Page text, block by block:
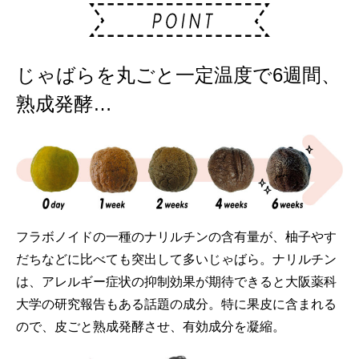
じゃばらを丸ごと一定温度で6週間、
熟成発酵…
フラボノイドの一種のナリルチンの含有量が、柚子やす
だちなどに比べても突出して多いじゃばら。ナリルチン
は、アレルギー症状の抑制効果が期待できると大阪薬科
大学の研究報告もある話題の成分。特に果皮に含まれる
ので、皮ごと熟成発酵させ、有効成分を凝縮。